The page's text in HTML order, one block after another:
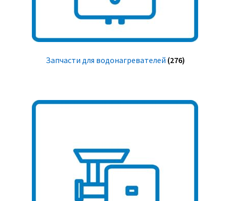
Запчасти для водонагревателей (276)